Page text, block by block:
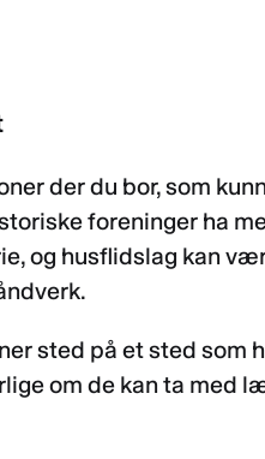
der du bor, som
foreninger ha
og husflidslag kan
sted på et sted som
om de kan ta med